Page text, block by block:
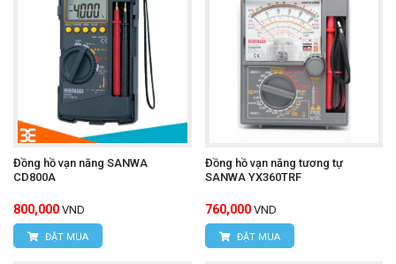
Đồng hồ vạn năng SANWA
CD800A
800,000 VND
ĐẶT MUA
Đồng hồ vạn năng tương tự
SANWA YX360TRF
760,000 VND
ĐẶT MUA